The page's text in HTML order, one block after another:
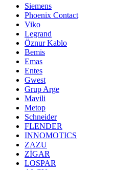
Siemens
Phoenix Contact
Viko
Legrand
Öznur Kablo
Bemis
Emas
Entes
Gwest
Grup Arge
Mavili
Metop
Schneider
FLENDER
INNOMOTICS
ZAZU
ZİGAR
LOSPAR